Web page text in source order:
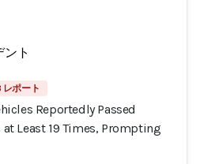
ト
レポート
Reportedly Passed
Least 19 Times, Prompting